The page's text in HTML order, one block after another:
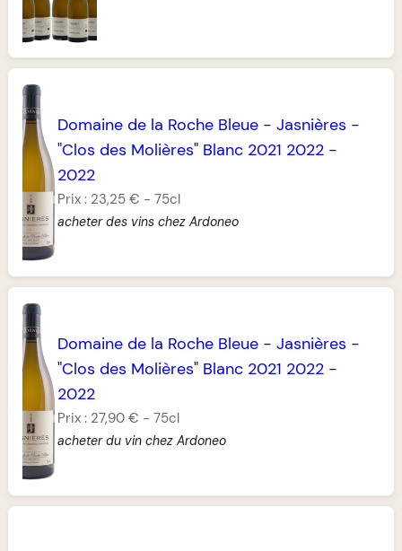
Domaine de la Roche Bleue -Jasnières -
"Clos des Molières" Blanc 2021 2022 -
2022
Prix : 23,25 € -75cl
acheter des vins chez Ardoneo
Domaine de la Roche Bleue -Jasnières -
"Clos des Molières" Blanc 2021 2022 -
2022
Prix : 27,90 € -75cl
acheter du vin chez Ardoneo